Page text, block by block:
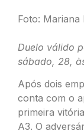
Foto:
Duelo válido
sábado, 28,
Após dois
conta com o
primeira
A3. O